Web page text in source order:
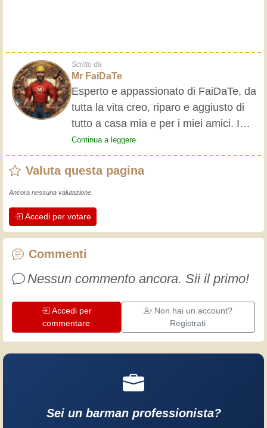
Scritto da
Mr FaiDaTe
Esperto e appassionato di FaiDaTe, da
tutta la vita creo, riparo e aggiusto di
tutto a casa mia e per i miei amici. I
nonni mi hanno insegnato i primi
rudimenti, fin da piccolo e da allora ho
fatto un sacco di esperienze.
L'esperienza insegna! Tiene attivi e
artigiani professionisti mettono nel loro
lavoro. Impariamo insieme, ogni giorno
è una occasione per migliorare. Buon
Continua a leggere
Valuta questa pagina
Ancora nessuna valutazione.
Accedi per votare
Commenti
Nessun commento ancora. Sii il primo!
Accedi per
commentare
Non hai un account?
Registrati
Sei un barman professionista?